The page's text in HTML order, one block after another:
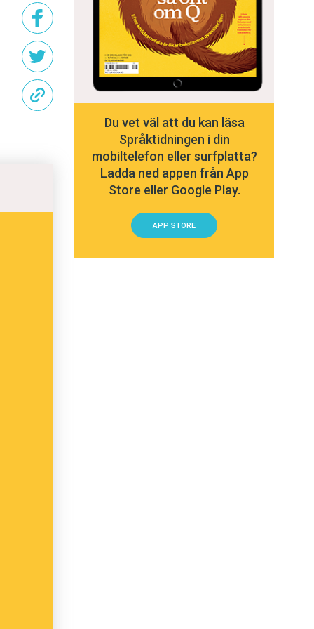
Du vet väl att du kan läsa
Språktidningen i din
mobiltelefon eller surfplatta?
Ladda ned appen från App
Store eller Google Play.
APP STORE